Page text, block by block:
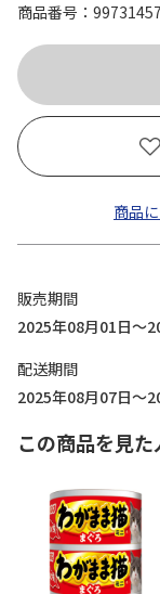
商品番号
商品
販売期間
2025年08月01日～
配送期間
2025年08月07日～
この商品を見